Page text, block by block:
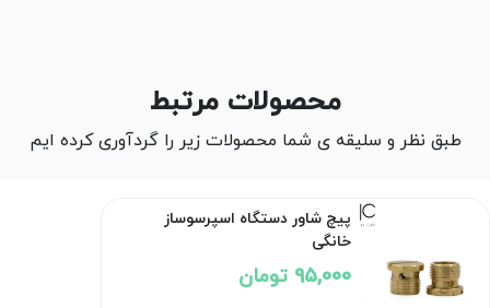
محصولات مرتبط
طبق نظر و سلیقه ی شما محصولات زیر را گردآوری کرده ایم
پیچ شاور دستگاه اسپرسوساز
خانگی
95,000 تومان